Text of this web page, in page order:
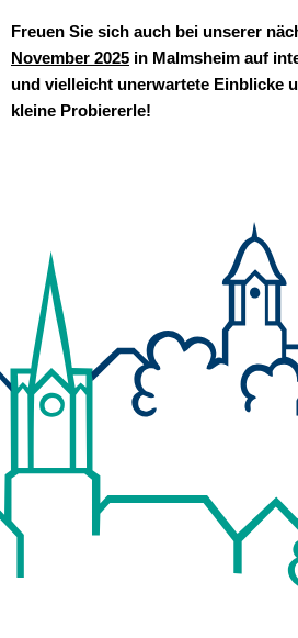
Freuen Sie sich auch bei unserer
November 2025 in Malmsheim auf
und vielleicht unerwartete Einblicke
kleine Probiererle!